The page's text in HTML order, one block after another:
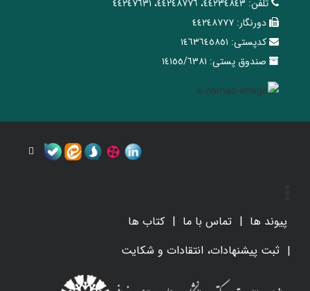
تلفن: ٤٤٢٣٤٨٤٣، ٤٤٢٤٨٧٧٦، ٤٤٢٤٧٦٣١
دورنگار: ٤٤٢٤٨٧٧٧
کدپستی: ١٤٦٣٦٤٥٨٥١
صندوق پستی: ١٤١٥٥/٦٣٨١
پیوند ها تماس با ما
کتاب ها
ثبت پیشنهادات، انتقادات و شکایت